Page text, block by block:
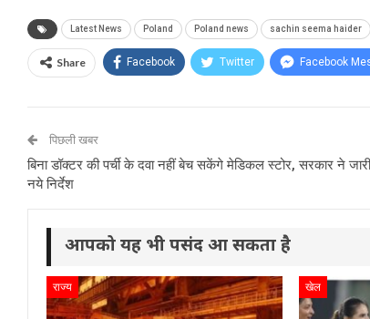
Latest News Poland Poland news sachin seema haider
Share Facebook Twitter Facebook
पिछली खबर
बिना डॉक्टर की पर्ची के दवा नहीं बेच सकेंगे मेडिकल स्टोर, सरकार ने
नये निर्देश
आपको यह भी पसंद आ सकता है
राज्य खेल